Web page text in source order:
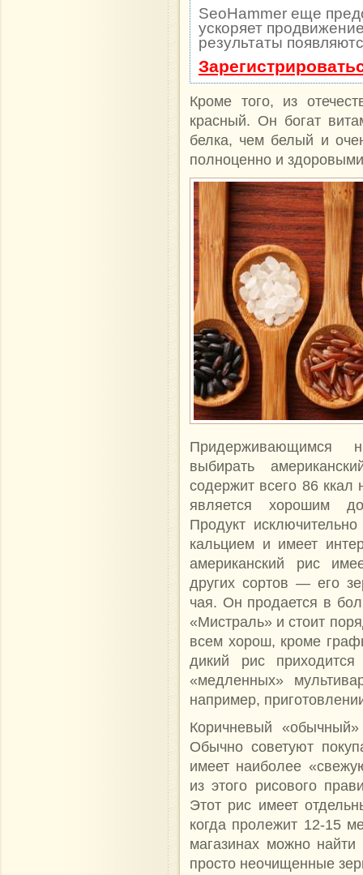
SeoHammer еще
ускоряет
результаты
Кроме того, из
красный. Он богат
белка, чем белый и
полноценно и
Придерживающимся
выбирать
содержит всего 86
является хорошим
Продукт
кальцием и имеет
американский рис
других сортов — его
чая. Он продается в
«Мистраль» и стоит
всем хорош, кроме
дикий рис
«медленных»
например,
Коричневый
Обычно советуют
имеет наиболее
из этого рисового
Этот рис имеет
когда пролежит 12-15
магазинах можно
просто неочищенные